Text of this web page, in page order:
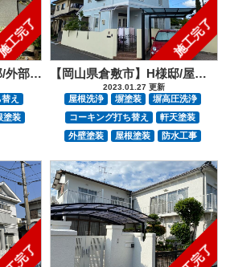
完了
【岡山県倉敷市】Y様邸/外部塗装防水工事
え
塗装
施工完了
【岡山県倉敷市】H様邸/屋根・外壁塗装工事
2023.01.27 更新
屋根洗浄 塀塗装
塀高圧洗浄
コーキング打ち替え
軒天塗装
外壁塗装
屋根塗装 防水工事